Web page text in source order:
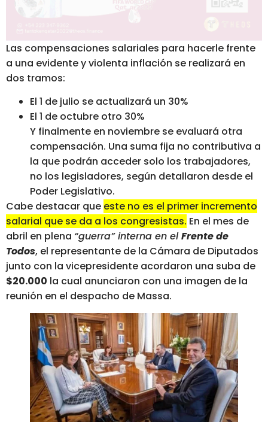
Las compensaciones salariales para hacerle frente
a una evidente y violenta inflación se realizará en
dos tramos:
El 1 de julio se actualizará un 30%
El 1 de octubre otro 30%
Y finalmente en noviembre se evaluará otra
compensación. Una suma fija no contributiva a
la que podrán acceder solo los trabajadores,
no los legisladores, según detallaron desde el
Poder Legislativo.
Cabe destacar que este no es el primer incremento
salarial que se da a los congresistas. En el mes de
abril en plena “guerra” interna en elFrente de
Todos, el representante de la Cámara de Diputados
junto con la vicepresidente acordaron una suba de
$20.000 la cual anunciaron con una imagen de la
reunión en el despacho de Massa.